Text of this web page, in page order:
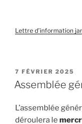
Lettre d’information
PUBLIÉ
LE
7 FÉVRIER 2025
Assemblée
L’assemblée
déroulera le